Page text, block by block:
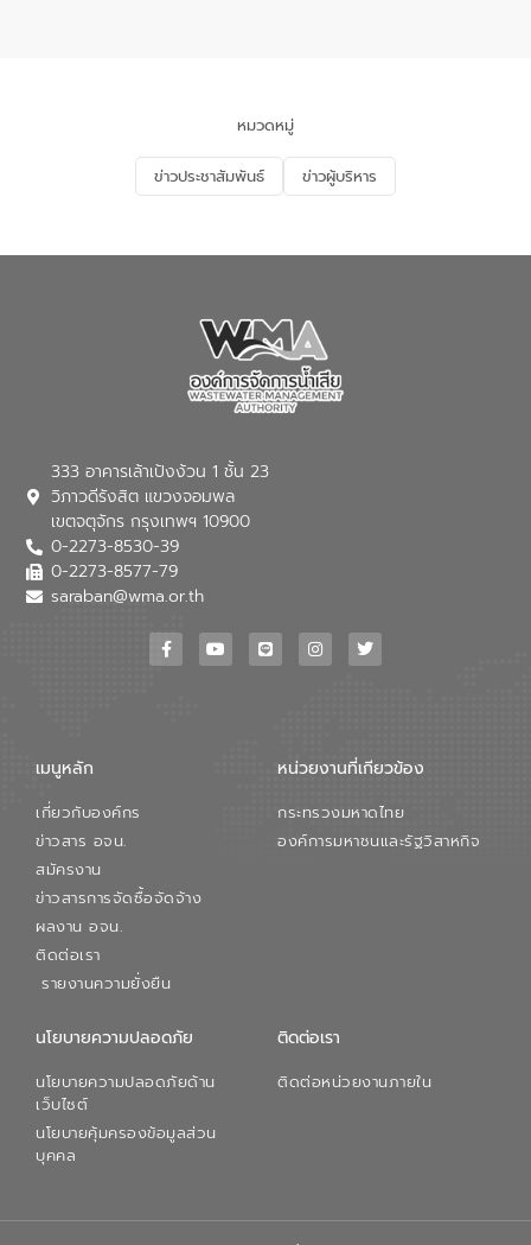
จัดการน้ำเสียและสร้างจิตสำนึกในการ
อนุรักษ์สิ่งแวดล้อม ในหัวข้อ “น้ำเสียชุมชน
และการบำบัดน้ำเสียเบื้องต้น” โดยให้ความรู้
เกี่ยวกับสาเหตุและผลกระทบของน้ำเสีย
ณ เทศบาลตำบลบางเลน จังหวัดนครปฐม
หมวดหมู่
ข่าวประชาสัมพันธ์ ข่าวผู้บริหาร
333 อาคารเล้าเป้งง้วน 1 ชั้น 23
วิภาวดีรังสิต แขวงจอมพล
เขตจตุจักร กรุงเทพฯ 10900
0-2273-8530-39
0-2273-8577-79
saraban@wma.or.th
เมนูหลัก
เกี่ยวกับองค์กร
ข่าวสาร อจน.
สมัครงาน
ข่าวสารการจัดซื้อจัดจ้าง
ผลงาน อจน.
ติดต่อเรา
รายงานความยั่งยืน
หน่วยงานที่เกียวข้อง
กระทรวงมหาดไทย
องค์การมหาชนและรัฐวิสาหกิจ
นโยบายความปลอดภัย
นโยบายความปลอดภัยด้าน
เว็บไซต์
นโยบายคุ้มครองข้อมูลส่วน
บุคคล
ติดต่อเรา
ติดต่อหน่วยงานภายใน